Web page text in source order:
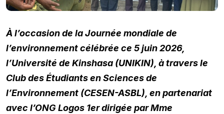
À l’occasion de la Journée mondiale de
l’environnement célébrée ce 5 juin 2026,
l’Université de Kinshasa (UNIKIN), à travers le
Club des Étudiants en Sciences de
l’Environnement (CESEN-ASBL), en partenariat
avec l’ONG Logos 1er dirigée par Mme